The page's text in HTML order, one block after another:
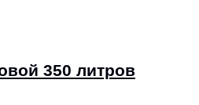
350 литров